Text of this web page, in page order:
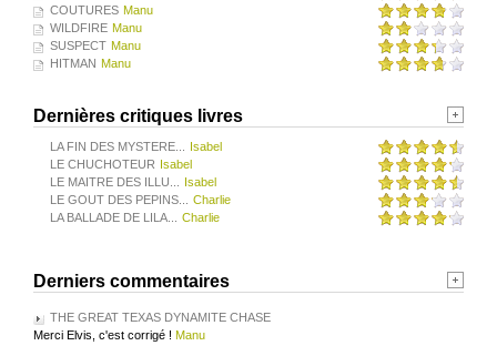
COUTURES Manu
WILDFIRE Manu
SUSPECT Manu
HITMAN Manu
Dernières critiques livres
LA FIN DES MYSTERE...
Isabel
LE CHUCHOTEUR Isabel
LE MAITRE DES ILLU...
Isabel
LE GOUT DES PEPINS...
Charlie
LA BALLADE DE LILA...
Charlie
Derniers commentaires
THE GREAT TEXAS DYNAMITE CHASE
Merci Elvis, c'est corrigé ! Manu